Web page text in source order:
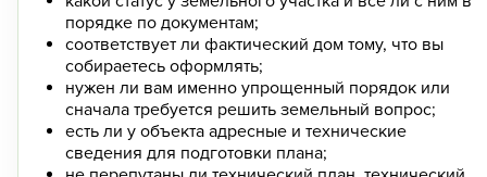
порядке по документам;
соответствует ли фактический дом тому, что вы
собираетесь оформлять;
нужен ли вам именно упрощенный порядок или
сначала требуется решить земельный вопрос;
есть ли у объекта адресные и технические
сведения для подготовки плана;